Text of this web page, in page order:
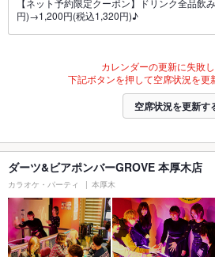
円)→1,200円(税込1,320円)♪
カレンダーの更新に失敗し
下記ボタンを押して空席状況を更
空席状況を更新す
ダーツ&ビアポンバーGROVE 本厚木店
カラオケ・パーティ 本厚木